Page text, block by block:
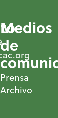
Medios
de
Prensa
Archivo